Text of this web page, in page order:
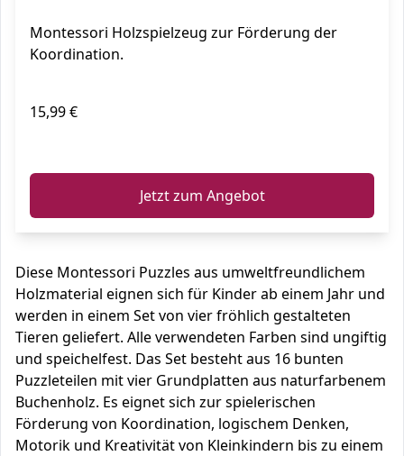
Montessori Holzspielzeug zur Förderung der
Koordination.
15,99 €
Jetzt zum Angebot
Diese Montessori Puzzles aus umweltfreundlichem
Holzmaterial eignen sich für Kinder ab einem Jahr und
werden in einem Set von vier fröhlich gestalteten
Tieren geliefert. Alle verwendeten Farben sind ungiftig
und speichelfest. Das Set besteht aus 16 bunten
Puzzleteilen mit vier Grundplatten aus naturfarbenem
Buchenholz. Es eignet sich zur spielerischen
Förderung von Koordination, logischem Denken,
Motorik und Kreativität von Kleinkindern bis zu einem